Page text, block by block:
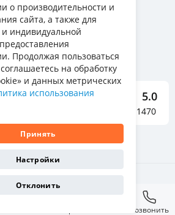
Гарантия
5.0
Отзывы о нас 1470
мебель», 2011-2026
Позвонить
о производительности и
сайта, а также для
индивидуальной
Продолжая пользоваться
на обработку
и данных метрических
использования
Принять
Настройки
Отклонить